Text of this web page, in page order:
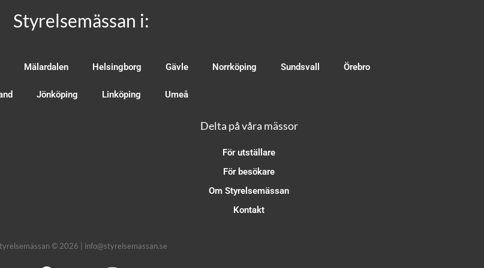
Styrelsemässan i:
Mälardalen Helsingborg Gävle Norrköping Sundsvall Örebro
Jönköping Linköping Umeå
Delta på våra mässor
För utställare
För besökare
Om Styrelsemässan
Kontakt
© 2026 | info@styrelsemassan.se